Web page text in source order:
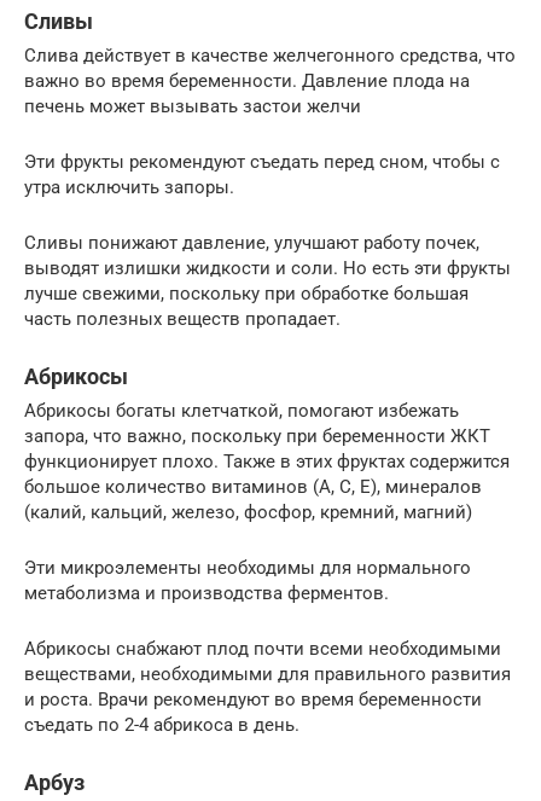
Сливы
Слива действует в качестве желчегонного средства, что
важно во время беременности. Давление плода на
печень может вызывать застои желчи
Эти фрукты рекомендуют съедать перед сном, чтобы с
утра исключить запоры.
Сливы понижают давление, улучшают работу почек,
выводят излишки жидкости и соли. Но есть эти фрукты
лучше свежими, поскольку при обработке большая
часть полезных веществ пропадает.
Абрикосы
Абрикосы богаты клетчаткой, помогают избежать
запора, что важно, поскольку при беременности ЖКТ
функционирует плохо. Также в этих фруктах содержится
большое количество витаминов (А, С, Е), минералов
(калий, кальций, железо, фосфор, кремний, магний)
Эти микроэлементы необходимы для нормального
метаболизма и производства ферментов.
Абрикосы снабжают плод почти всеми необходимыми
веществами, необходимыми для правильного развития
и роста. Врачи рекомендуют во время беременности
съедать по 2-4 абрикоса в день.
Арбуз